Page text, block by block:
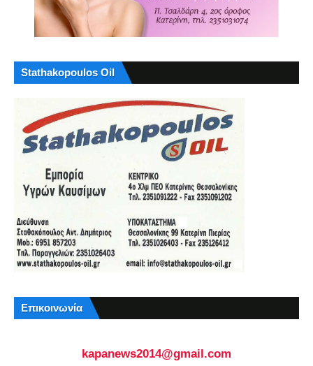
Stathakopoulos Oil
Επικοινωνία
kapanews2014@gmail.com